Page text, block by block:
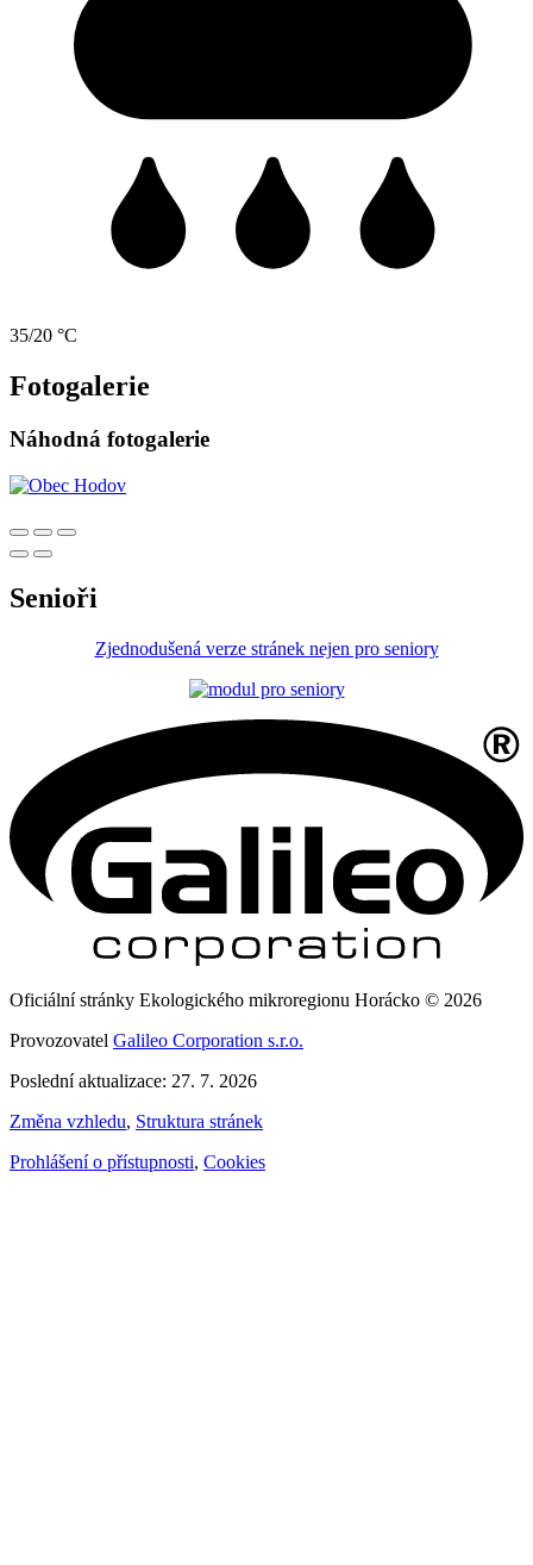
35/20 °C
Fotogalerie
Náhodná fotogalerie
Senioři
Zjednodušená verze stránek nejen pro seniory
Oficiální stránky Ekologického mikroregionu Horácko © 2026
Provozovatel Galileo Corporation s.r.o.
Poslední aktualizace: 27. 7. 2026
Změna vzhledu, Struktura stránek
Prohlášení o přístupnosti, Cookies